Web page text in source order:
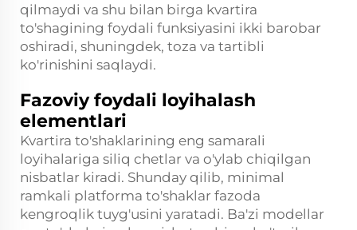
qilmaydi va shu bilan birga kvartira
to'shagining foydali funksiyasini ikki barobar
oshiradi, shuningdek, toza va tartibli
ko'rinishini saqlaydi.
Fazoviy foydali loyihalash
elementlari
Kvartira to'shaklarining eng samarali
loyihalariga siliq chetlar va o'ylab chiqilgan
nisbatlar kiradi. Shunday qilib, minimal
ramkali platforma to'shaklar fazoda
kengroqlik tuyg'usini yaratadi. Ba'zi modellar